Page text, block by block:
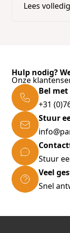
Lees
Hulp nodig?
Onze
Bel met
+31
Stuur
Stuur
Veel
Snel